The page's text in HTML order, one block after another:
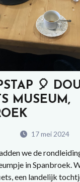
🎈
MUSEUM,
17 mei 2024
we de
in Spanbroek.
een landelijk